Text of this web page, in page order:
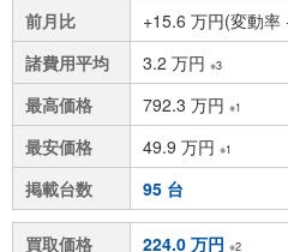
前月比
+15.6 万円(変動率
諸費用平均
3.2 万円 ※3
最高価格 792.3 万円 ※1
最安価格 49.9 万円 ※1
掲載台数 95 台
買取価格 224.0 万円 ※2